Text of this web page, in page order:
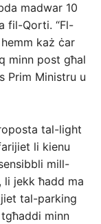
madwar 10
fil-Qorti. “Fl-
każ ċar
minn post għal
Prim Ministru u
tal-light
li kienu
mill-
jekk ħadd ma
tal-parking
minn